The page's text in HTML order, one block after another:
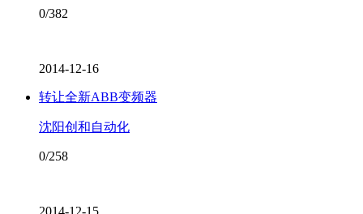
0/382
2014-12-16
转让全新ABB变频器
沈阳创和自动化
0/258
2014-12-15